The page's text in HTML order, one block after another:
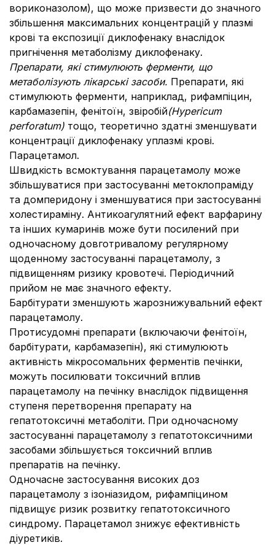
вориконазолом), що може призвести до значного
збільшення максимальних концентрацій у плазмі
крові та експозиції диклофенаку внаслідок
пригнічення метаболізму диклофенаку.
Препарати, які стимулюють ферменти, що
метаболізують лікарські засоби. Препарати, які
стимулюють ферменти, наприклад, рифампіцин,
карбамазепін, фенітоїн, звіробій(Hypericum
perforatum) тощо, теоретично здатні зменшувати
концентрації диклофенаку уплазмі крові.
Парацетамол.
Швидкість всмоктування парацетамолу може
збільшуватися при застосуванні метоклопраміду
та домперидону і зменшуватися при застосуванні
холестираміну. Антикоагулятний ефект варфарину
та інших кумаринів може бути посилений при
одночасному довготривалому регулярному
щоденному застосуванні парацетамолу, з
підвищенням ризику кровотечі. Періодичний
прийом не має значного ефекту.
Барбітурати зменшують жарознижувальний ефект
парацетамолу.
Протисудомні препарати (включаючи фенітоїн,
барбітурати, карбамазепін), які стимулюють
активність мікросомальних ферментів печінки,
можуть посилювати токсичний вплив
парацетамолу на печінку внаслідок підвищення
ступеня перетворення препарату на
гепатотоксичні метаболіти. При одночасному
застосуванні парацетамолу з гепатотоксичними
засобами збільшується токсичний вплив
препаратів на печінку.
Одночасне застосування високих доз
парацетамолу з ізоніазидом, рифампіцином
підвищує ризик розвитку гепатотоксичного
синдрому. Парацетамол знижує ефективність
діуретиків.